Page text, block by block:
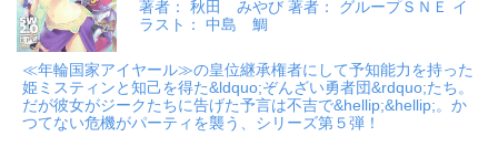
著者： 秋田 みやび 著者： グループＳＮＥ イ
ラスト： 中島 鯛
≪年輪国家アイヤール≫の皇位継承権者にして予知能力を持った
姫ミスティンと知己を得た&ldquo;ぞんざい勇者団&rdquo;たち。
だが彼女がジークたちに告げた予言は不吉で&hellip;&hellip;。か
つてない危機がパーティを襲う、シリーズ第５弾！